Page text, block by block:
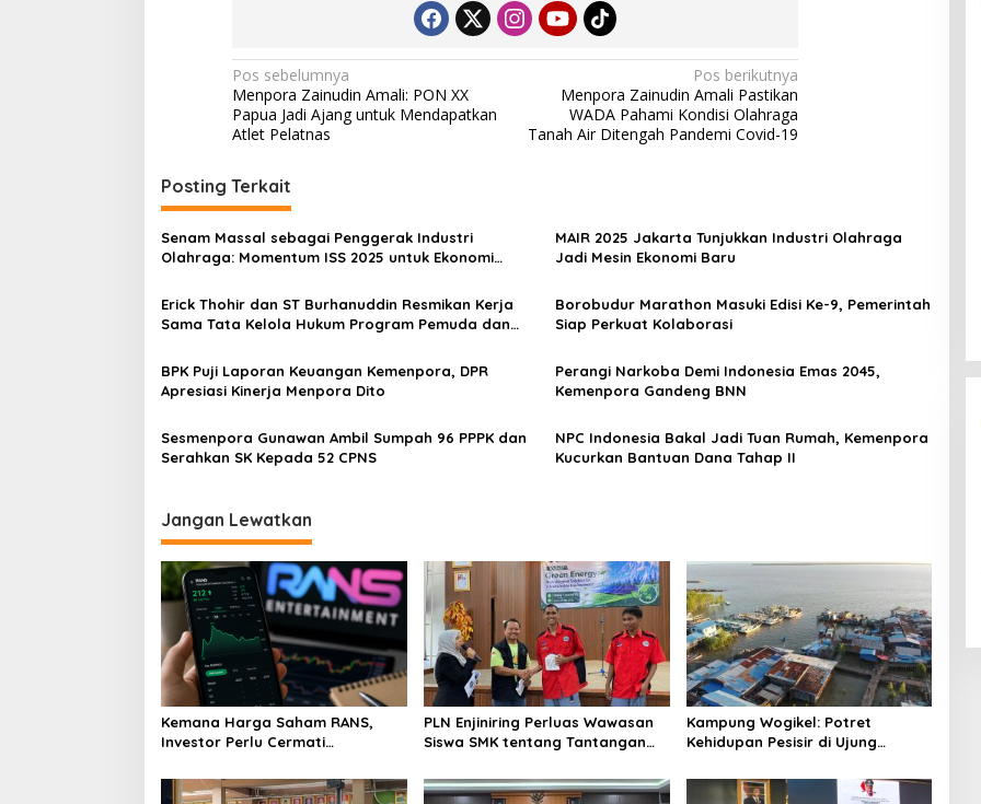
Navigasi
pos
Pos sebelumnya
Menpora Zainudin Amali: PON XX
Papua Jadi Ajang untuk Mendapatkan
Atlet Pelatnas
Pos berikutnya
Menpora Zainudin Amali Pastikan
WADA Pahami Kondisi Olahraga
Tanah Air Ditengah Pandemi Covid-19
Posting Terkait
Senam Massal sebagai Penggerak Industri
Olahraga: Momentum ISS 2025 untuk Ekonomi
MAIR 2025 Jakarta Tunjukkan Industri Olahraga
Jadi Mesin Ekonomi Baru
Erick Thohir dan ST Burhanuddin Resmikan Kerja
Sama Tata Kelola Hukum Program Pemuda dan
Borobudur Marathon Masuki Edisi Ke-9, Pemerintah
Siap Perkuat Kolaborasi
BPK Puji Laporan Keuangan Kemenpora, DPR
Apresiasi Kinerja Menpora Dito
Perangi Narkoba Demi Indonesia Emas 2045,
Kemenpora Gandeng BNN
Sesmenpora Gunawan Ambil Sumpah 96 PPPK dan
Serahkan SK Kepada 52 CPNS
NPC Indonesia Bakal Jadi Tuan Rumah, Kemenpora
Kucurkan Bantuan Dana Tahap II
Jangan Lewatkan
Kemana Harga Saham RANS,
Investor Perlu Cermati
Spekulasi Berlebihan
PLN Enjiniring Perluas Wawasan
Siswa SMK tentang Tantangan
Kampung Wogikel: Potret
Kehidupan Pesisir di Ujung
Tengah Keterbatasan